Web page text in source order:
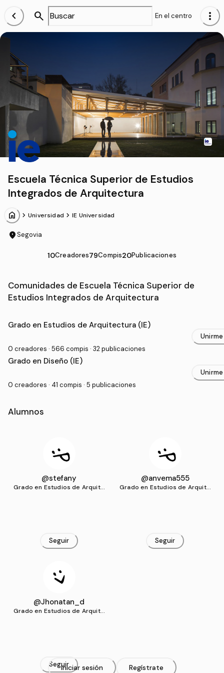
chevron_left search En el centro more_vert
Escuela Técnica Superior de Estudios
Integrados de Arquitectura
home chevron_forward Universidad chevron_forward IE Universidad
location_onSegovia
10Creadores79Compis20Publicaciones
Comunidades de Escuela Técnica Superior de
Estudios Integrados de Arquitectura
Grado Universitario en Escuela Técnica Superior de
Grado en Estudios de Arquitectura (IE)
0 creadores · 566 compis · 32 publicaciones
Unirme
Grado en Diseño (IE)
0 creadores · 41 compis · 5 publicaciones
Unirme
Alumnos
@stefany
Grado en Estudios de Arquite
Seguir
@anvema555
Grado en Estudios de Arquite
Seguir
@Jhonatan_d
Grado en Estudios de Arquite
SeguirIniciar sesión Regístrate